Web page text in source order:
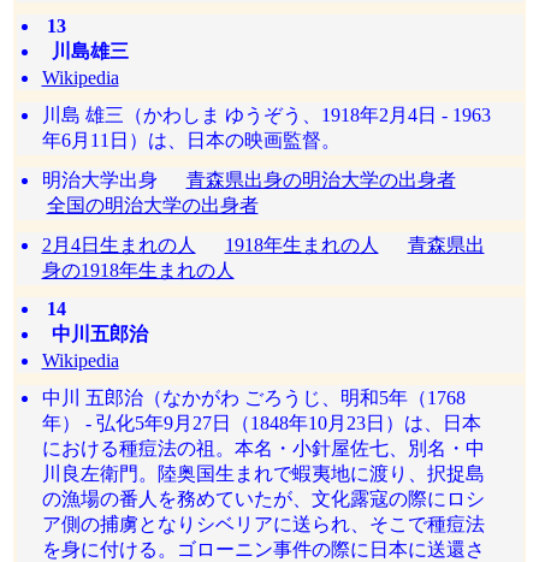
13
川島雄三
Wikipedia
川島 雄三（かわしま ゆうぞう、1918年2月4日 - 1963
年6月11日）は、日本の映画監督。
明治大学出身 青森県出身の明治大学の出身者
全国の明治大学の出身者
2月4日生まれの人
1918年生まれの人
青森県出
身の1918年生まれの人
14
中川五郎治
Wikipedia
中川 五郎治（なかがわ ごろうじ、明和5年（1768
年） - 弘化5年9月27日（1848年10月23日）は、日本
における種痘法の祖。本名・小針屋佐七、別名・中
川良左衛門。陸奥国生まれで蝦夷地に渡り、択捉島
の漁場の番人を務めていたが、文化露寇の際にロシ
ア側の捕虜となりシベリアに送られ、そこで種痘法
を身に付ける。ゴローニン事件の際に日本に送還さ